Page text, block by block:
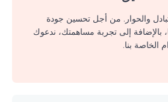
والحوار. من أجل تحسين جودة
بالإضافة إلى تجربة مساهمتك، ندعوك
الخاصة بنا.